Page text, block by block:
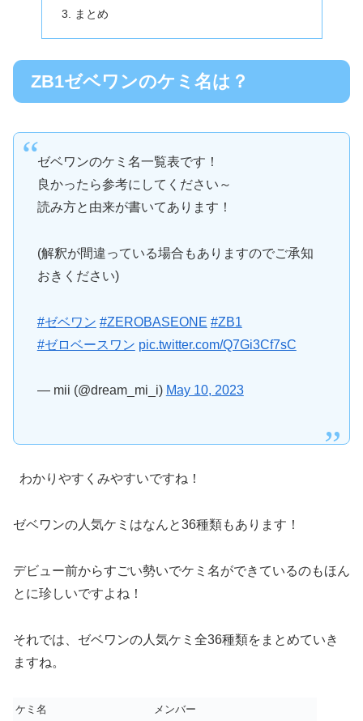
まとめ
ZB1ゼベワンのケミ名は？
ゼベワンのケミ名一覧表です！
良かったら参考にしてください～
読み方と由来が書いてあります！
(解釈が間違っている場合もありますのでご承知
おきください)
#ゼベワン #ZEROBASEONE #ZB1
#ゼロベースワン pic.twitter.com/Q7Gi3Cf7sC
— mii (@dream_mi_i) May 10, 2023
わかりやすくみやすいですね！
ゼベワンの人気ケミはなんと36種類もあります！
デビュー前からすごい勢いでケミ名ができているのもほん
とに珍しいですよね！
それでは、ゼベワンの人気ケミ全36種類をまとめていき
ますね。
ケミ名 メンバー